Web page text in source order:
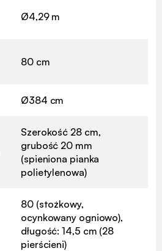
Ø4,29 m
80 cm
Ø384 cm
Szerokość 28 cm,
grubość 20 mm
(spieniona pianka
polietylenowa)
80 (stożkowy,
ocynkowany ogniowo),
długość: 14,5 cm (28
pierścieni)